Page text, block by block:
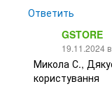
Ответить
GSTORE
19.11.2024
Микола С.,
користування